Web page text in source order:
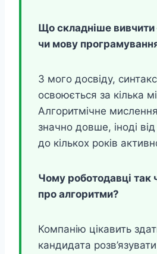
Що складніше вивчити
чи мову
З мого досвіду,
освоюється за кілька
Алгоритмічне
значно довше, іноді
до кількох років
Чому роботодавці так
про алгоритми?
Компанію цікавить
кандидата